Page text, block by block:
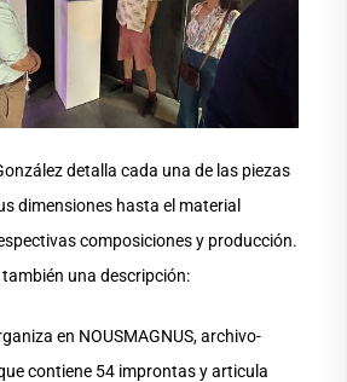
detalla cada una de las piezas
dimensiones hasta el material
composiciones y producción.
una descripción:
en NOUSMAGNUS, archivo-
contiene 54 improntas y articula